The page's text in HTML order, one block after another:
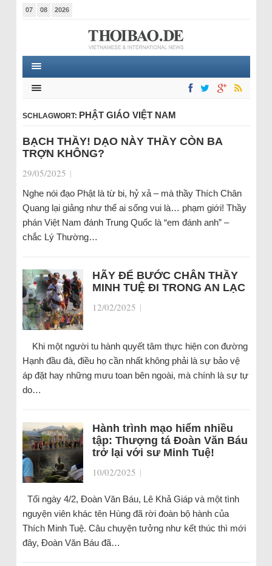
07 08 2026
SCHLAGWORT: PHẬT GIÁO VIỆT NAM
BẠCH THẦY! DẠO NÀY THẦY CÒN BA
TRỢN KHÔNG?
29/05/2025 |
Nghe nói đạo Phật là từ bi, hỷ xả – mà thầy Thích Chân
Quang lại giảng như thể ai sống vui là… phạm giới! Thầy
phán Việt Nam đánh Trung Quốc là “em đánh anh” –
chắc Lý Thường…
HÃY ĐỂ BƯỚC CHÂN THẦY
MINH TUỆ ĐI TRONG AN LẠC
12/02/2025 |
Khi một người tu hành quyết tâm thực hiện con đường
Hạnh đầu đà, điều họ cần nhất không phải là sự bảo vệ
áp đặt hay những mưu toan bên ngoài, mà chính là sự tự
do…
Hành trình mạo hiểm nhiều
tập: Thượng tá Đoàn Văn Báu
trở lại với sư Minh Tuệ!
10/02/2025 |
Tối ngày 4/2, Đoàn Văn Báu, Lê Khả Giáp và một tình
nguyện viên khác tên Hùng đã rời đoàn bộ hành của
Thích Minh Tuệ. Câu chuyện tưởng như kết thúc thì mới
đây, Đoàn Văn Báu đã…